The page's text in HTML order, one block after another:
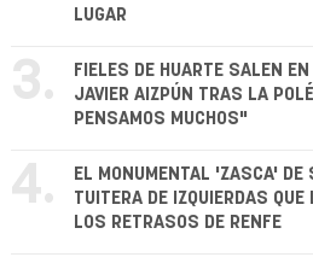
LUGAR
3.
FIELES DE HUARTE SALEN EN
JAVIER AIZPÚN TRAS LA
PENSAMOS MUCHOS"
4.
EL MONUMENTAL 'ZASCA' DE
TUITERA DE IZQUIERDAS QUE
LOS RETRASOS DE RENFE